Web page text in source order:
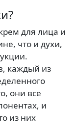
для лица и
что и духи,
каждый из
они все
и
из них